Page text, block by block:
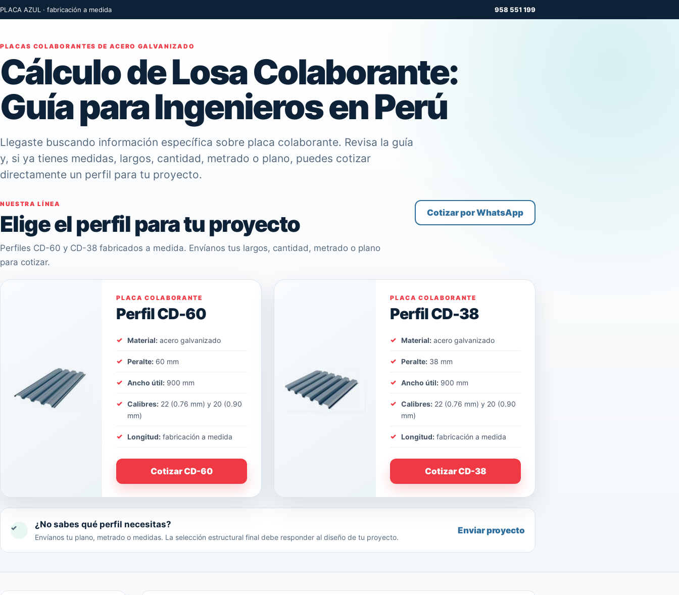
PLACA AZUL · fabricación a medida 958 551 199
PLACAS COLABORANTES DE ACERO GALVANIZADO
Cálculo de Losa Colaborante:
Guía para Ingenieros en Perú
Llegaste buscando información específica sobre placa colaborante. Revisa la guía
y, si ya tienes medidas, largos, cantidad, metrado o plano, puedes cotizar
directamente un perfil para tu proyecto.
NUESTRA LÍNEA
Elige el perfil para tu proyecto
Perfiles CD-60 y CD-38 fabricados a medida. Envíanos tus largos, cantidad, metrado o plano
para cotizar.
Cotizar por WhatsApp
PLACA COLABORANTE
Perfil CD-60
Material: acero galvanizado
Peralte: 60 mm
Ancho útil: 900 mm
Calibres: 22 (0.76 mm) y 20 (0.90
mm)
Longitud: fabricación a medida
Cotizar CD-60
PLACA COLABORANTE
Perfil CD-38
Material: acero galvanizado
Peralte: 38 mm
Ancho útil: 900 mm
Calibres: 22 (0.76 mm) y 20 (0.90
mm)
Longitud: fabricación a medida
Cotizar CD-38
✓ ¿No sabes qué perfil necesitas?
Envíanos tu plano, metrado o medidas. La selección estructural final debe responder al diseño de tu proyecto.
Enviar proyecto